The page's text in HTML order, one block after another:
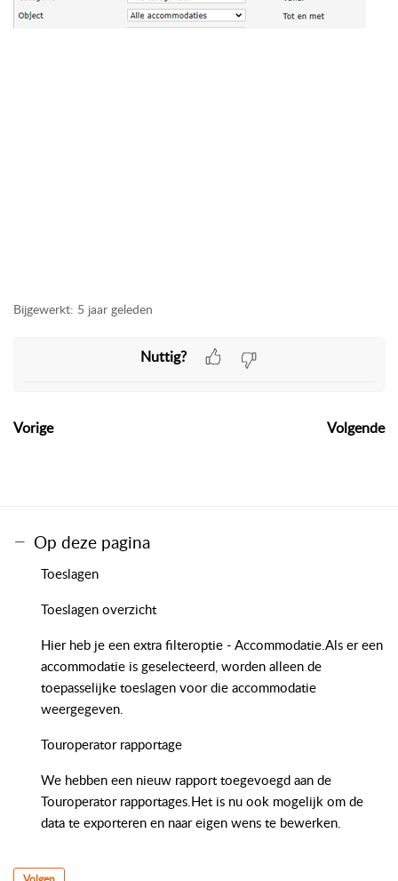
Bijgewerkt: 5 jaar geleden
Nuttig?
Vorige Volgende
Op deze pagina
Toeslagen
Toeslagen overzicht
Hier heb je een extra filteroptie - Accommodatie.Als er een
accommodatie is geselecteerd, worden alleen de
toepasselijke toeslagen voor die accommodatie
weergegeven.
Touroperator rapportage
We hebben een nieuw rapport toegevoegd aan de
Touroperator rapportages.Het is nu ook mogelijk om de
data te exporteren en naar eigen wens te bewerken.